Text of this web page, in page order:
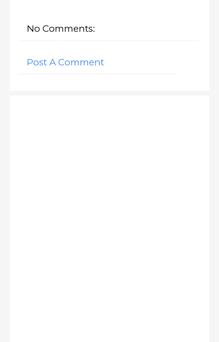
No Comments:
Post A Comment